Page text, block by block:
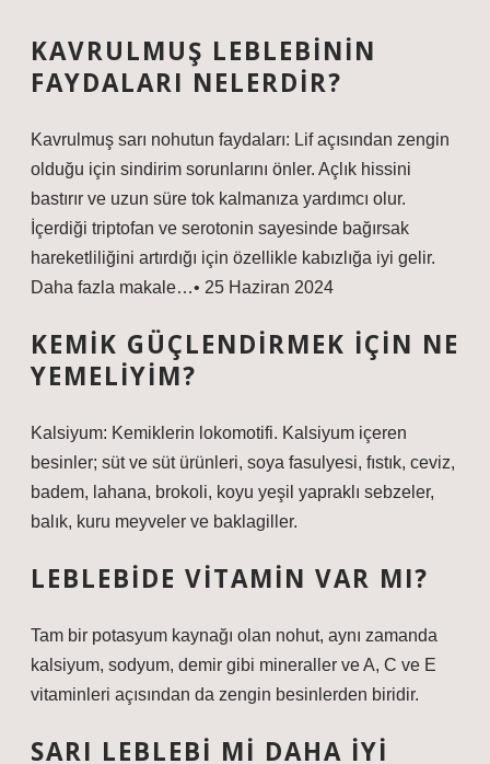
KAVRULMUŞ LEBLEBININ
FAYDALARI NELERDIR?
Kavrulmuş sarı nohutun faydaları: Lif açısından zengin
olduğu için sindirim sorunlarını önler. Açlık hissini
bastırır ve uzun süre tok kalmanıza yardımcı olur.
İçerdiği triptofan ve serotonin sayesinde bağırsak
hareketliliğini artırdığı için özellikle kabızlığa iyi gelir.
Daha fazla makale…• 25 Haziran 2024
KEMIK GÜÇLENDIRMEK IÇIN NE
YEMELIYIM?
Kalsiyum: Kemiklerin lokomotifi. Kalsiyum içeren
besinler; süt ve süt ürünleri, soya fasulyesi, fıstık, ceviz,
badem, lahana, brokoli, koyu yeşil yapraklı sebzeler,
balık, kuru meyveler ve baklagiller.
LEBLEBIDE VITAMIN VAR MI?
Tam bir potasyum kaynağı olan nohut, aynı zamanda
kalsiyum, sodyum, demir gibi mineraller ve A, C ve E
vitaminleri açısından da zengin besinlerden biridir.
SARI LEBLEBI MI DAHA IYI